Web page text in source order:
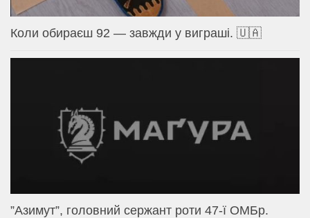
Коли обираєш 92 — завжди у виграші. 🇺🇦
⁨”Азимут”, головний сержант роти 47-ї ОМБр.